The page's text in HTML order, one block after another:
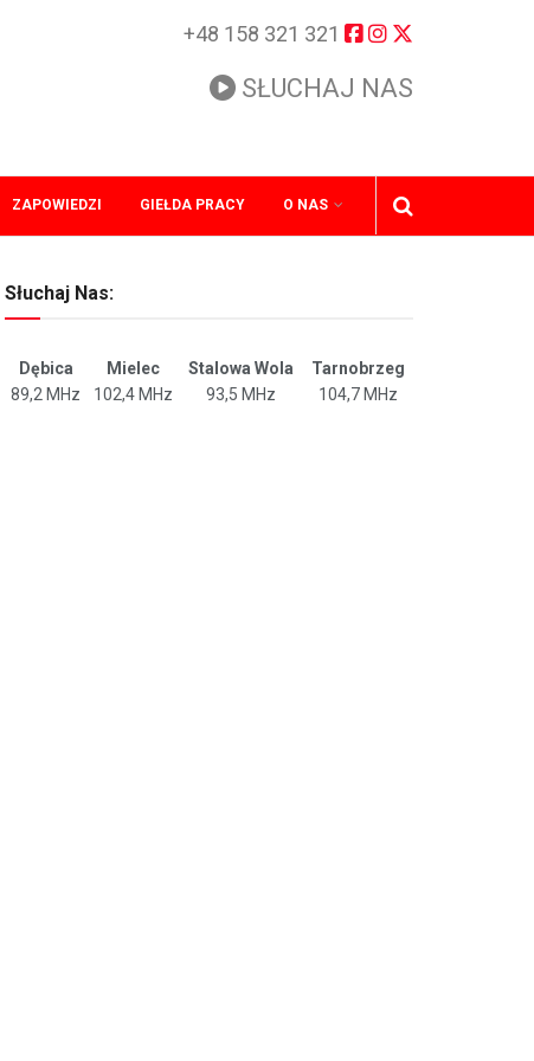
+48 158 321 321
SŁUCHAJ NAS
ZAPOWIEDZI GIEŁDA PRACY O NAS
Słuchaj Nas:
Dębica Mielec Stalowa Wola
Tarnobrzeg
89,2 MHz
102,4 MHz 93,5 MHz 104,7 MHz